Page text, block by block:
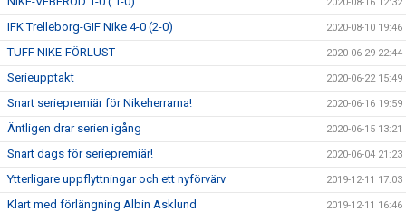
IFK Trelleborg-GIF Nike 4-0 (2-0) 2020-08-10 19:46
TUFF NIKE-FÖRLUST 2020-06-29 22:44
Serieupptakt 2020-06-22 15:49
Snart seriepremiär för Nikeherrarna! 2020-06-16 19:59
Äntligen drar serien igång 2020-06-15 13:21
Snart dags för seriepremiär! 2020-06-04 21:23
Ytterligare uppflyttningar och ett nyförvärv 2019-12-11 17:03
Klart med förlängning Albin Asklund 2019-12-11 16:46